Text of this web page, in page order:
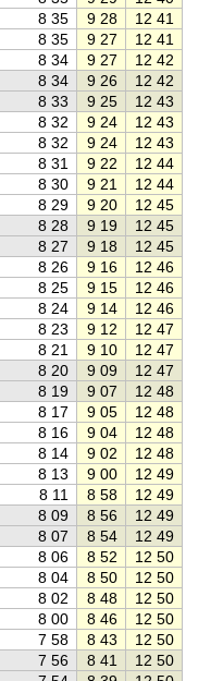
8 35 9 28 12 41
8 35 9 27 12 41
8 34 9 27 12 42
8 34 9 26 12 42
8 33 9 25 12 43
8 32 9 24 12 43
8 32 9 24 12 43
8 31 9 22 12 44
8 30 9 21 12 44
8 29 9 20 12 45
8 28 9 19 12 45
8 27 9 18 12 45
8 26 9 16 12 46
8 25 9 15 12 46
8 24 9 14 12 46
8 23 9 12 12 47
8 21 9 10 12 47
8 20 9 09 12 47
8 19 9 07 12 48
8 17 9 05 12 48
8 16 9 04 12 48
8 14 9 02 12 48
8 13 9 00 12 49
8 11 8 58 12 49
8 09 8 56 12 49
8 07 8 54 12 49
8 06 8 52 12 50
8 04 8 50 12 50
8 02 8 48 12 50
8 00 8 46 12 50
7 58 8 43 12 50
7 56 8 41 12 50